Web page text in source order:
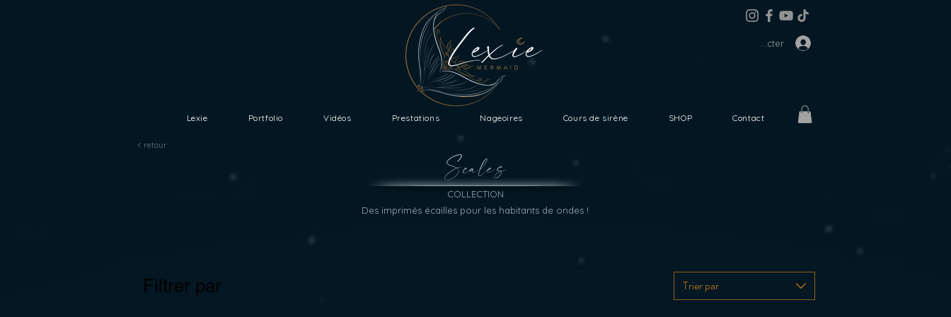
Se connecter
Lexie Portfolio Vidéos Prestations Nageoires Cours de sirène SHOP Contact
< retour
Scales
COLLECTION
Des imprimés écailles pour les habitants de ondes !
Filtrer par Trier par